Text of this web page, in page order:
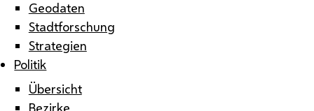
Geodaten
Stadtforschung
Strategien
Politik
Übersicht
Bezirke